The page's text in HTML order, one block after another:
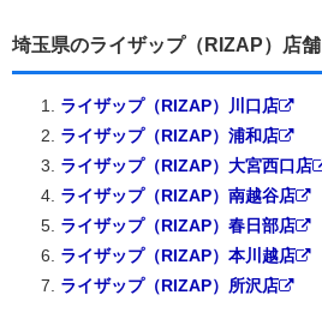
埼玉県のライザップ（RIZAP）店舗
ライザップ（RIZAP）川口店
ライザップ（RIZAP）浦和店
ライザップ（RIZAP）大宮西口店
ライザップ（RIZAP）南越谷店
ライザップ（RIZAP）春日部店
ライザップ（RIZAP）本川越店
ライザップ（RIZAP）所沢店